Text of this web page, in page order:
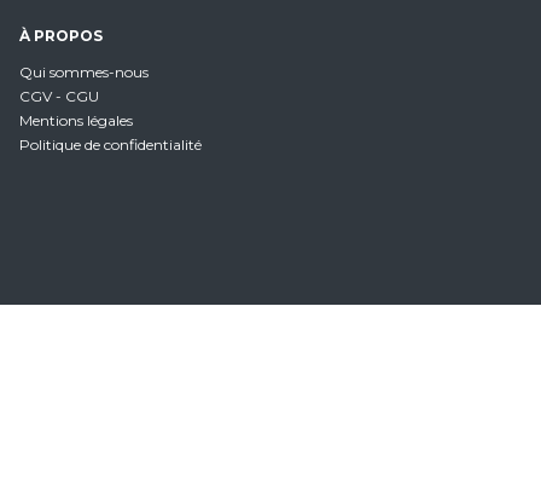
À PROPOS
Qui sommes-nous
CGV - CGU
Mentions légales
Politique de confidentialité